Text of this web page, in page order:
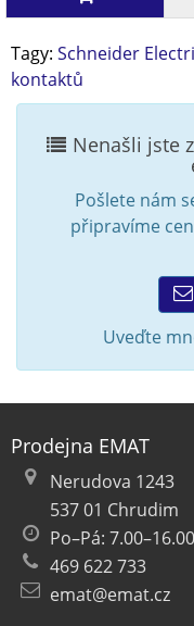
Tagy: Schneider
kontaktů
Nenašli jste
Pošlete nám
připravíme
Uveďte
Prodejna EMAT
Nerudova 1243
537 01 Chrudim
Po–Pá: 7.00–16.00
469 622 733
emat@emat.cz